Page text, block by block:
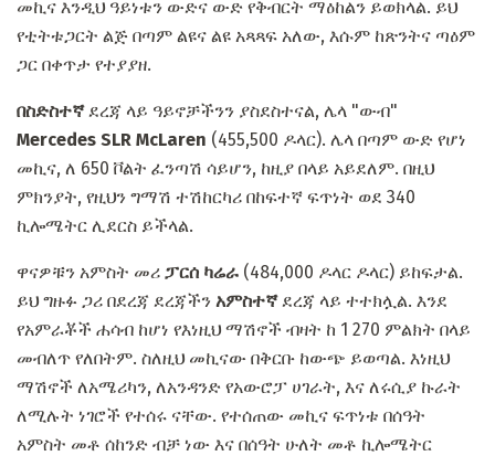
መኪና እንዲህ ዓይነቱን ውድና ውድ የቅብርት ማዕከልን ይወክላል. ይህ
የቲትቱጋርት ልጅ በጣም ልዩና ልዩ አጻጻፍ አለው, እሱም ከጽንትና ጣዕም
ጋር በቀጥታ የተያያዘ.
በስድስተኛደረጃ ላይ ዓይኖቻችንን ያስደስተናል, ሌላ "ውብ"
Mercedes SLR McLaren (455,500 ዶላር). ሌላ በጣም ውድ የሆነ
መኪና, ለ 650 ቮልት ፈንጣሽ ሳይሆን, ከዚያ በላይ አይደለም. በዚህ
ምክንያት, የዚህን ግማሽ ተሽከርካሪ በከፍተኛ ፍጥነት ወደ 340
ኪሎሜትር ሊደርስ ይችላል.
ዋናዎቹን አምስት መሪ ፓርሰ ካሬራ (484,000 ዶላር ዶላር) ይከፍታል.
ይህ ግዙፉ ጋሪ በደረጃ ደረጃችን አምስተኛደረጃ ላይ ተተክሏል. እንደ
የአምራቾች ሐሳብ ከሆነ የእነዚህ ማሽኖች ብዛት ከ 1 270 ምልክት በላይ
መብለጥ የለበትም. ስለዚህ መኪናው በቅርቡ ከውጭ ይወጣል. እነዚህ
ማሽኖች ለአሜሪካን, ለአንዳንድ የአውሮፓ ሀገራት, እና ለሩሲያ ኩራት
ለሚሉት ነገሮች የተሰሩ ናቸው. የተሰጠው መኪና ፍጥነቱ በሰዓት
አምስት መቶ ሰከንድ ብቻ ነው እና በሰዓት ሁለት መቶ ኪሎሜትር